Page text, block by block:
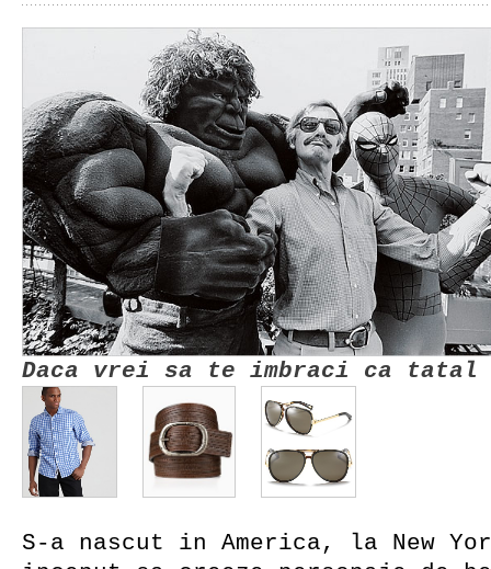
Daca vrei sa te imbraci ca
S-a nascut in America, la New